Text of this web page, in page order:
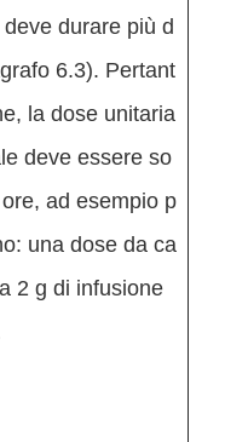
durare più d
6.3). Pertant
la dose unitaria
deve essere so
ad esempio p
una dose da ca
2 g di infusione